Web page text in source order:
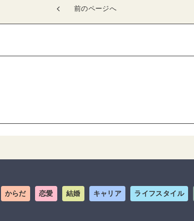
前のページへ
からだ 恋愛 結婚 キャリア ライフスタイル